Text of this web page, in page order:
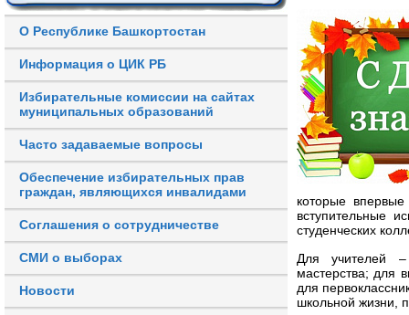
О Республике Башкортостан
Информация о ЦИК РБ
Избирательные комиссии на сайтах
муниципальных образований
Часто задаваемые вопросы
Обеспечение избирательных прав
граждан, являющихся инвалидами
Соглашения о сотрудничестве
СМИ о выборах
Новости
которые
вступительные
студенческих
Для учителей –
мастерства; для
для
школьной жизни,